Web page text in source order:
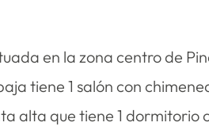
en la zona centro de
tiene 1 salón con
alta que tiene 1 dormitorio